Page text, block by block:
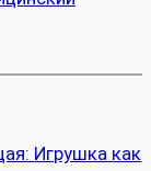
Игрушка как